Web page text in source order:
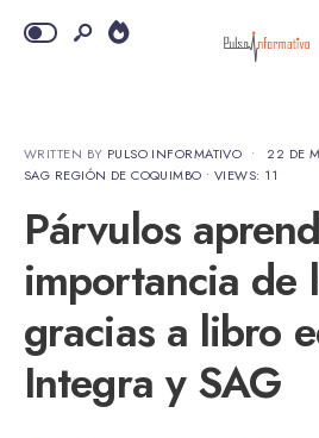
WRITTEN BY PULSO INFORMATIVO • 22 DE
SAG REGIÓN DE COQUIMBO •VIEWS: 11
Párvulos
importancia de
gracias a libro
Integra y SAG